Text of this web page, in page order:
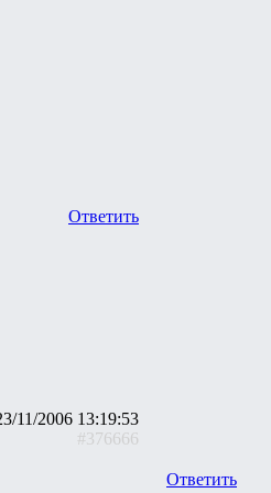
Ответить
11/2006 13:19:53
#376666
Ответить